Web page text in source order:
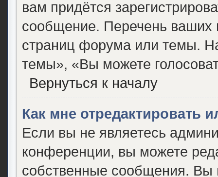
вам придётся
сообщение. Перечень ваших
страниц форума или темы.
темы», «Вы можете
Вернуться к началу
Как мне отредактировать
Если вы не являетесь
конференции, вы можете
собственные сообщения. Вы